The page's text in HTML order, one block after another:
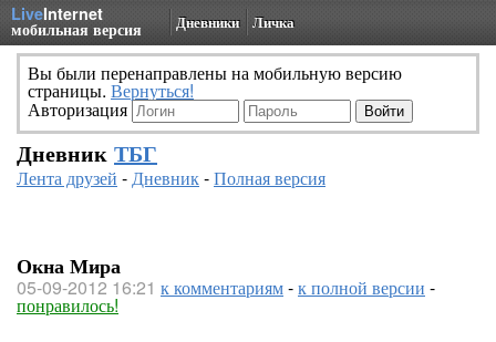
LiveInternet
мобильная версия Дневники Личка
Вы были перенаправлены на мобильную версию
страницы. Вернуться!
Авторизация
Дневник ТБГ
Лента друзей -Дневник-Полная версия
Окна Мира
05-09-2012 16:21 к комментариям-к полной версии -
понравилось!